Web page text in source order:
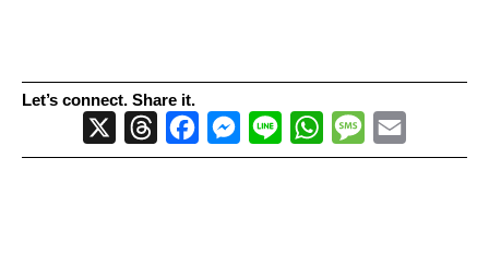
Let’s connect. Share it.
ThreadsFacebookMessenger
Line WhatsAppMessage